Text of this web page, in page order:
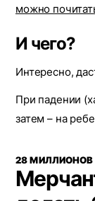
можно
И чего?
Интересно,
При падении
затем – на
28 МИЛЛИОНОВ